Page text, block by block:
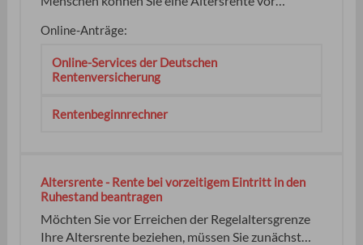
einem Abschlag bis zu 10,8 Prozent erhalten. Sie
haben Schwerbehinderte Menschen sind alle
Personen mit einem Grad der Behinderung (GdB)
von mindestens 50. keine kein
Online-Anträge:
Online-Services der Deutschen
Rentenversicherung
Rentenbeginnrechner
Altersrente - Rente bei vorzeitigem Eintritt in den
Ruhestand beantragen
Möchten Sie vor Erreichen der Regelaltersgrenze
Ihre Altersrente beziehen, müssen Sie zunächst